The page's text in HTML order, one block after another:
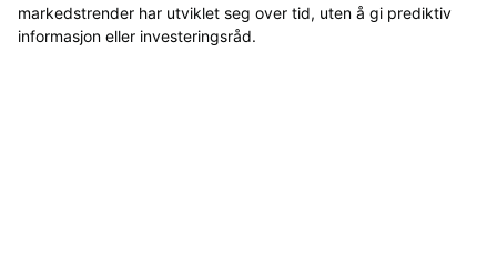
markedstrender har utviklet seg over tid, uten å gi prediktiv
informasjon eller investeringsråd.